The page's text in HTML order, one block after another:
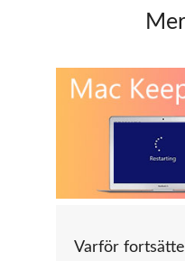
Varför